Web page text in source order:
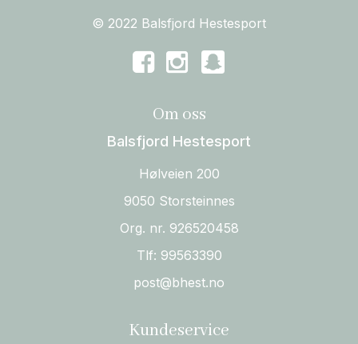
© 2022 Balsfjord Hestesport
Om oss
Balsfjord Hestesport
Hølveien 200
9050 Storsteinnes
Org. nr. 926520458
Tlf: 99563390
post@bhest.no
Kundeservice